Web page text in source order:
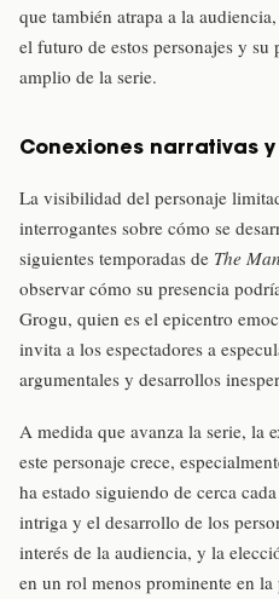
que también atrapa a la
el futuro de estos personajes y
amplio de la serie.
Conexiones narrativas
La visibilidad del personaje
interrogantes sobre cómo se
siguientes temporadas de The
observar cómo su presencia
Grogu, quien es el epicentro
invita a los espectadores a
argumentales y desarrollos
A medida que avanza la serie, la
este personaje crece,
ha estado siguiendo de cerca
intriga y el desarrollo de los
interés de la audiencia, y la
en un rol menos prominente en